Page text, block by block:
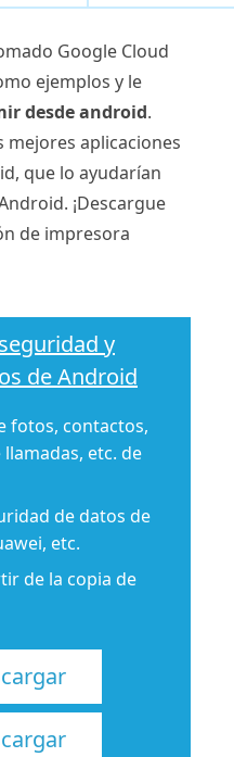
Google Cloud
ejemplos y le
desde android.
mejores aplicaciones
que lo ayudarían
¡Descargue
de impresora
y
de Android
fotos, contactos,
etc. de
de datos de
etc.
de la copia de